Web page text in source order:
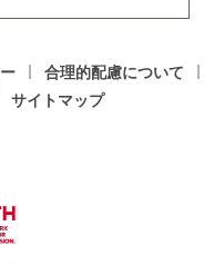
合理的配慮について
サイトマップ